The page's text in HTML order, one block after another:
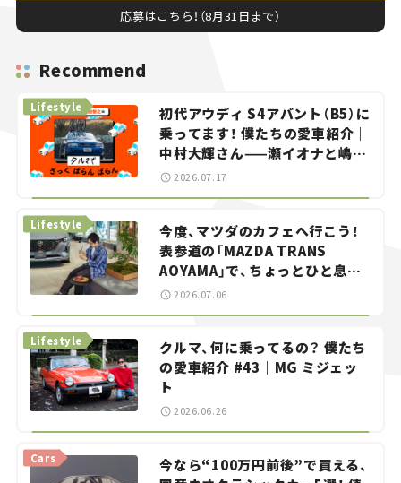
応募はこちら！（8月31日まで）
Recommend
初代アウディ S4アバント（B5）に
乗ってます！ 僕たちの愛車紹介｜
中村大輝さん——瀬イオナと嶋田
智之の「クルマでざっくばらんば
Lifestyle
2026.07.17
今度、マツダのカフェへ行こう！
表参道の「MAZDA TRANS
AOYAMA」で、ちょっとひと息。
——連載｜CCGとクルマでどうす
Lifestyle
2026.07.06
クルマ、何に乗ってるの？ 僕たち
の愛車紹介 #43｜MG ミジェッ
ト
Lifestyle
2026.06.26
今なら“100万円前後”で買える、
Cars